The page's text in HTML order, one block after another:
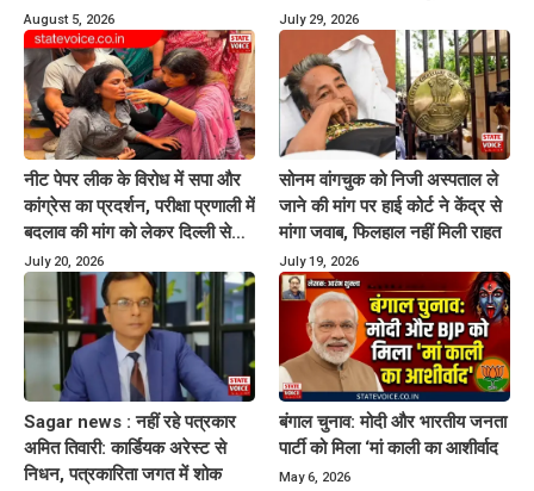
August 5, 2026 July 29, 2026
नीट पेपर लीक के विरोध में सपा और
कांग्रेस का प्रदर्शन, परीक्षा प्रणाली में
बदलाव की मांग को लेकर दिल्ली से
यूपी तक विरोध
July 20, 2026
सोनम वांगचुक को निजी अस्पताल ले
जाने की मांग पर हाई कोर्ट ने केंद्र से
मांगा जवाब, फिलहाल नहीं मिली राहत
July 19, 2026
Sagar news : नहीं रहे पत्रकार
अमित तिवारी: कार्डियक अरेस्ट से
निधन, पत्रकारिता जगत में शोक
बंगाल चुनाव: मोदी और भारतीय जनता
पार्टी को मिला ‘मां काली का आशीर्वाद
May 6, 2026